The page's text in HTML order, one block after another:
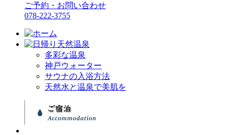
ご予約・お問い合わせ
078-222-3755
多彩な温泉
神戸ウォーター
サウナの入浴方法
天然水と温泉で美肌を